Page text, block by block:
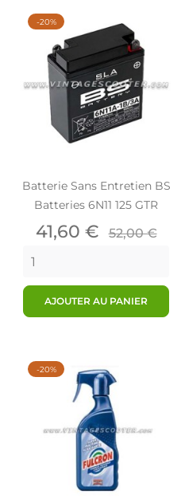
Batterie Sans Entretien BS
Batteries 6N11 125 GTR
Prix
41,60 € Prix
52,00 €
AJOUTER AU PANIER
-20%
-20%